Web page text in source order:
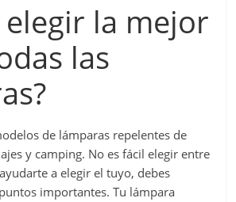
elegir la mejor
las
de lámparas repelentes de
y camping. No es fácil elegir entre
a elegir el tuyo, debes
importantes. Tu lámpara